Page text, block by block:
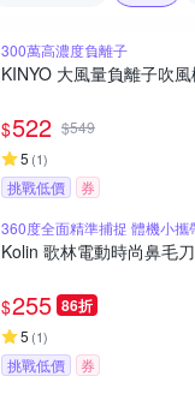
300萬高濃度負離子
KINYO 大風量負離子吹
$522 $549
5 (1)
挑戰低價
券
360度全面精準捕捉 體機小攜
Kolin 歌林電動時尚鼻毛
$255 86折
5 (1)
挑戰低價
券